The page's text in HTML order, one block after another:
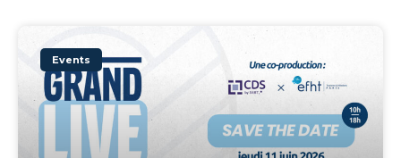
Events